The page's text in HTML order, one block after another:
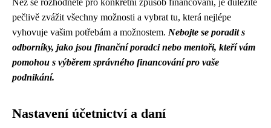
Než se rozhodnete pro konkrétní způsob financování, je důležité
pečlivě zvážit všechny možnosti a vybrat tu, která nejlépe
vyhovuje vašim potřebám a možnostem. Nebojte se poradit s
odborníky, jako jsou finanční poradci nebo mentoři, kteří vám
pomohou s výběrem správného financování pro vaše
podnikání.
Nastavení účetnictví a daní